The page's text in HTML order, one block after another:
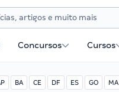
Concursos Cursos
BA CE DF ES GO MA